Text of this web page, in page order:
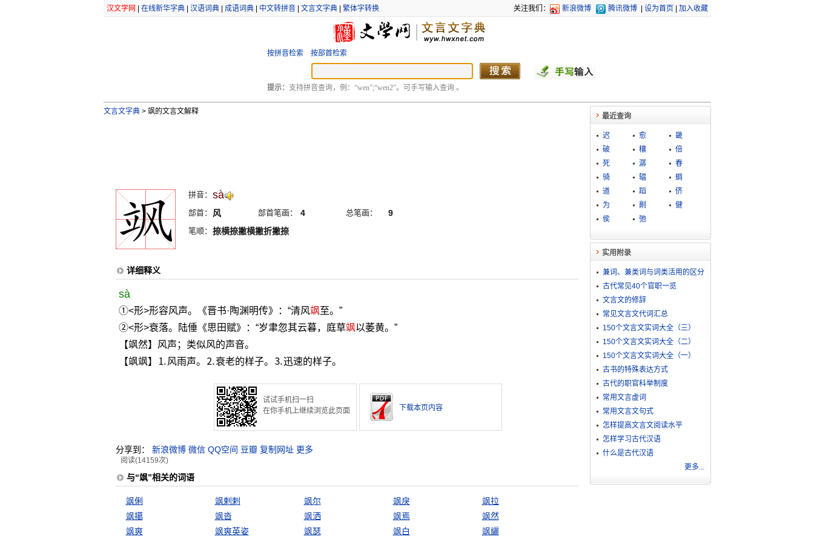
汉文学网 在线新华字典| 汉语词典| 成语词典| 中文转拼音| 文言文字典| 繁体字转换 关注我们： 新浪微博 腾讯微博 设为首页 加入收藏
按拼音检索 按部首检索
提示： 支持拼音查询，例：“wen”;“wen2”。可手写输入查询 。
文言文字典 >飒的文言文解释
拼音： sà
部首： 风 部首笔画： 4 总笔画： 9
笔顺： 捺横捺撇横撇折撇捺
详细释义
sà
①<形>形容风声。《晋书·陶渊明传》：“清风飒至。”
②<形>衰落。陆倕《思田赋》：“岁聿忽其云暮，庭草飒以萎黄。”
【飒然】风声；类似风的声音。
【飒飒】⒈风雨声。⒉衰老的样子。⒊迅速的样子。
试试手机扫一扫
在你手机上继续浏览此页面
下载本页内容
分享到： 新浪微博 微信 QQ空间 豆瓣 复制网址 更多
阅读(14159次)
与“飒”相关的词语
飒俐 飒剌剌 飒尔 飒戾
飒拉
飒擖
飒沓 飒洒 飒焉
飒然
飒爽
飒爽英姿 飒瑟 飒白
飒纚
最近查询
迟 愈
畿
破
穰
倍
死
潺
春
骑
辐
蜩
道
蹈
侪
为
劓
健
侯
弛
实用附录
兼词、兼类词与词类活用的区分
古代常见40个官职一览
文言文的修辞
常见文言文代词汇总
150个文言文实词大全（三）
150个文言文实词大全（二）
150个文言文实词大全（一）
古书的特殊表达方式
古代的职官科举制度
常用文言虚词
常用文言文句式
怎样提高文言文阅读水平
怎样学习古代汉语
什么是古代汉语
更多...